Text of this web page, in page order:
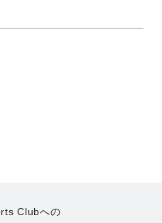
Clubへの